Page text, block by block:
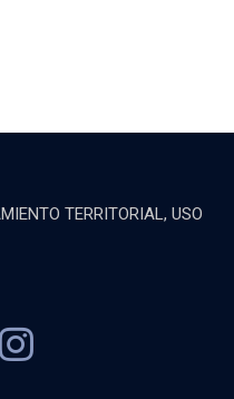
TERRITORIAL, USO